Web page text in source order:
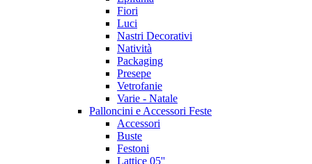
Fiori
Luci
Nastri Decorativi
Natività
Packaging
Presepe
Vetrofanie
Varie - Natale
Palloncini e Accessori Feste
Accessori
Buste
Festoni
Lattice 05''